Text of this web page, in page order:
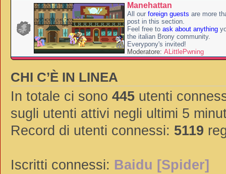
Manehattan
All our foreign guests are more
post in this section.
Feel free to ask about anything
the italian Brony community.
Everypony's invited!
Moderatore: ALittlePwning
CHI C’È IN LINEA
In totale ci sono 445 utenti
sugli utenti attivi negli ultimi 5
Record di utenti connessi: 5119
Iscritti connessi: Baidu [Spider]